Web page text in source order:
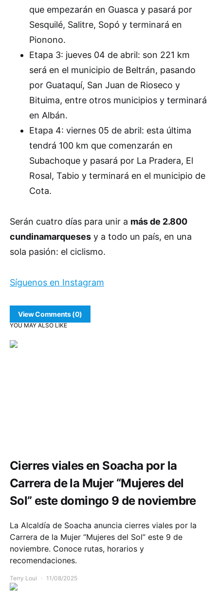
que empezarán en Guasca y pasará por
Sesquilé, Salitre, Sopó y terminará en
Pionono.
Etapa 3: jueves 04 de abril: son 221 km
será en el municipio de Beltrán, pasando
por Guataquí, San Juan de Rioseco y
Bituima, entre otros municipios y terminará
en Albán.
Etapa 4: viernes 05 de abril: esta última
tendrá 100 km que comenzarán en
Subachoque y pasará por La Pradera, El
Rosal, Tabio y terminará en el municipio de
Cota.
Serán cuatro días para unir a más de 2.800
cundinamarqueses y a todo un país, en una
sola pasión: el ciclismo.
Síguenos en Instagram
View Comments (0)
YOU MAY ALSO LIKE
Cierres viales en Soacha por la
Carrera de la Mujer “Mujeres del
Sol” este domingo 9 de noviembre
La Alcaldía de Soacha anuncia cierres viales por la
Carrera de la Mujer “Mujeres del Sol” este 9 de
noviembre. Conoce rutas, horarios y
recomendaciones.
Terry Loui 11/08/2025